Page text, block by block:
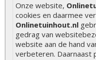
Onze website,
cookies en daarmee
Onlinetuinhout.nl
gedrag van
website aan de hand
verbeteren. Daarnaast
Hoe schutting plaatsen
De 9 beste tuinschermen
Stijlvolle houtsoorten
Duurzame tuin